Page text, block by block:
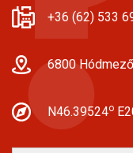
+36 (62) 533
6800
N46.39524o